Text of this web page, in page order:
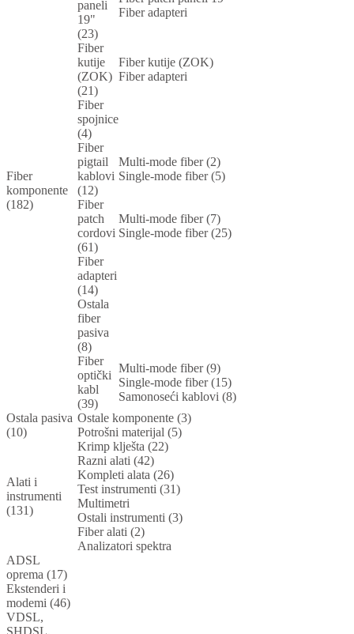
Fiber
komponente
(182)
paneli
19"
(23)
Fiber adapteri
Fiber
kutije
(ZOK)
(21)
Fiber kutije (ZOK)
Fiber adapteri
Fiber
spojnice
(4)
Fiber
pigtail
kablovi
(12)
Multi-mode fiber (2)
Single-mode fiber (5)
Fiber
patch
cordovi
(61)
Multi-mode fiber (7)
Single-mode fiber (25)
Fiber
adapteri
(14)
Ostala
fiber
pasiva
(8)
Fiber
optički
kabl
(39)
Multi-mode fiber (9)
Single-mode fiber (15)
Samonoseći kablovi (8)
Ostala pasiva
(10)
Ostale komponente (3)
Potrošni materijal (5)
Alati i
instrumenti
(131)
Krimp klješta (22)
Razni alati (42)
Kompleti alata (26)
Test instrumenti (31)
Multimetri
Ostali instrumenti (3)
Fiber alati (2)
Analizatori spektra
ADSL
oprema (17)
Ekstenderi i
modemi (46)
VDSL,